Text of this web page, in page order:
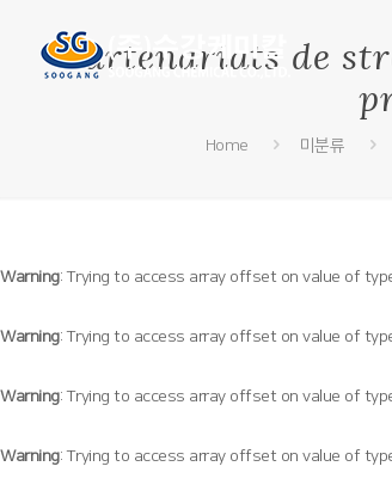
Partenariats de
Home 미분류
Warning: Trying to access array offset on value of
Warning: Trying to access array offset on value of
Warning: Trying to access array offset on value of
Warning: Trying to access array offset on value of